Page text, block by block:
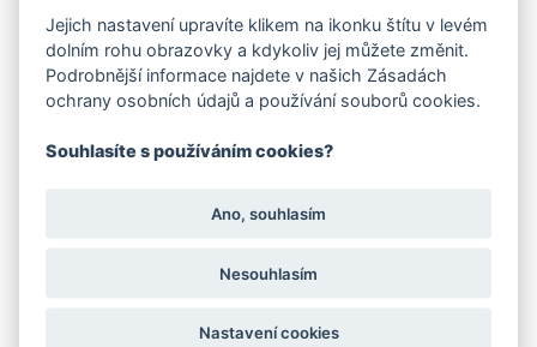
Skladem Skladem
Jejich nastavení upravíte klikem na ikonku štítu v levém
dolním rohu obrazovky a kdykoliv jej můžete změnit.
Podrobnější informace najdete v našich Zásadách
ochrany osobních údajů a používání souborů cookies.
Souhlasíte s používáním cookies?
Ano, souhlasím
Nesouhlasím
Nastavení cookies